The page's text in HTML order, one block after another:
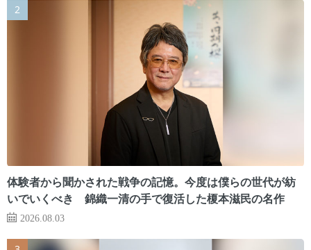
体験者から聞かされた戦争の記憶。今度は僕らの世代が紡
いでいくべき 錦織一清の手で復活した榎本滋民の名作
2026.08.03